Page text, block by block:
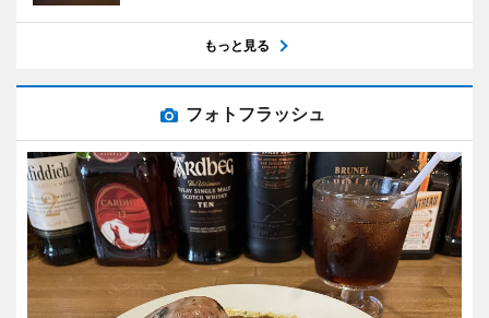
もっと見る
フォトフラッシュ